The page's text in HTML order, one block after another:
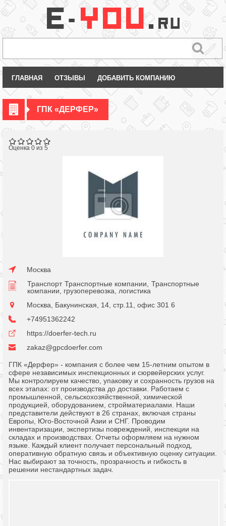
ГЛАВНАЯ ОТЗЫВЫ ДОБАВИТЬ КОМПАНИЮ
ГПК «ДЕРФЕР»
Оценка 0 из 5
Москва
Транспорт Транспортные компании,
Транспортные
компании, грузоперевозка, логистика
Москва, Бакунинская, 14, стр.11, офис 301 6
+74951362242
https://doerfer-tech.ru
zakaz@gpcdoerfer.com
ГПК «Дерфер» - компания с более чем 15-летним опытом в
сфере независимых инспекционных и сюрвейерских услуг.
Мы контролируем качество, упаковку и сохранность грузов на
всех этапах: от производства до доставки. Работаем с
промышленной, сельскохозяйственной, химической
продукцией, оборудованием, стройматериалами. Наши
представители действуют в 26 странах, включая страны
Европы, Юго-Восточной Азии и СНГ. Проводим
инвентаризации, экспертизы повреждений, инспекции на
складах и производствах. Отчеты оформляем на нужном
языке. Каждый клиент получает персональный подход,
оперативную обратную связь и объективную оценку ситуации.
Нас выбирают за точность, прозрачность и гибкость в
решении нестандартных задач.